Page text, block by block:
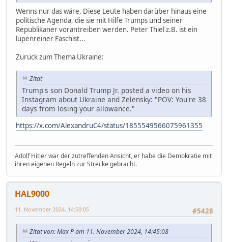
Wenns nur das wäre. Diese Leute haben darüber hinaus eine
politische Agenda, die sie mit Hilfe Trumps und seiner
Republikaner vorantreiben werden. Peter Thiel z.B. ist ein
lupenreiner Faschist...
Zurück zum Thema Ukraine:
Zitat
Trump's son Donald Trump Jr. posted a video on his
Instagram about Ukraine and Zelensky: "POV: You're 38
days from losing your allowance."
https://x.com/AlexandruC4/status/1855549566075961355
Adolf Hitler war der zutreffenden Ansicht, er habe die Demokratie mit
ihren eigenen Regeln zur Strecke gebracht.
HAL9000
#5428
11. November 2024, 14:50:05
Zitat von: Max P am 11. November 2024, 14:45:08